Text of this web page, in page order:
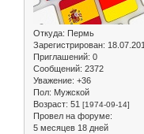
Откуда: Пермь
Зарегистрирован:
Приглашений: 0
Сообщений: 2372
Уважение: +36
Пол: Мужской
Возраст: 51 [1974-09-14]
Провел на форуме:
5 месяцев 18 дней